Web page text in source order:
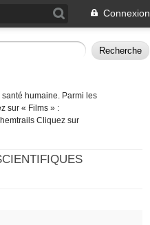
Connexion
humaine. Parmi les
sur « Films » :
Cliquez sur